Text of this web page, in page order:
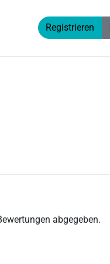
Registrieren
abgegeben.